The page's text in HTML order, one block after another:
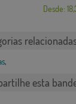
Desde:
,
esta